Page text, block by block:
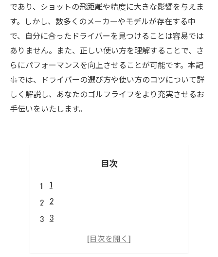
であり、ショットの飛距離や精度に大きな影響を与えま
す。しかし、数多くのメーカーやモデルが存在する中
で、自分に合ったドライバーを見つけることは容易では
ありません。また、正しい使い方を理解することで、さ
らにパフォーマンスを向上させることが可能です。本記
事では、ドライバーの選び方や使い方のコツについて詳
しく解説し、あなたのゴルフライフをより充実させるお
手伝いをいたします。
目次
1
2
3